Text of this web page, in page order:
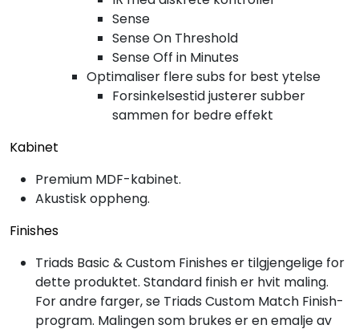
Sense
Sense On Threshold
Sense Off in Minutes
Optimaliser flere subs for best ytelse
Forsinkelsestid justerer subber
sammen for bedre effekt
Kabinet
Premium MDF-kabinet.
Akustisk oppheng.
Finishes
Triads Basic & Custom Finishes er tilgjengelige for
dette produktet. Standard finish er hvit maling.
For andre farger, se Triads Custom Match Finish-
program. Malingen som brukes er en emalje av